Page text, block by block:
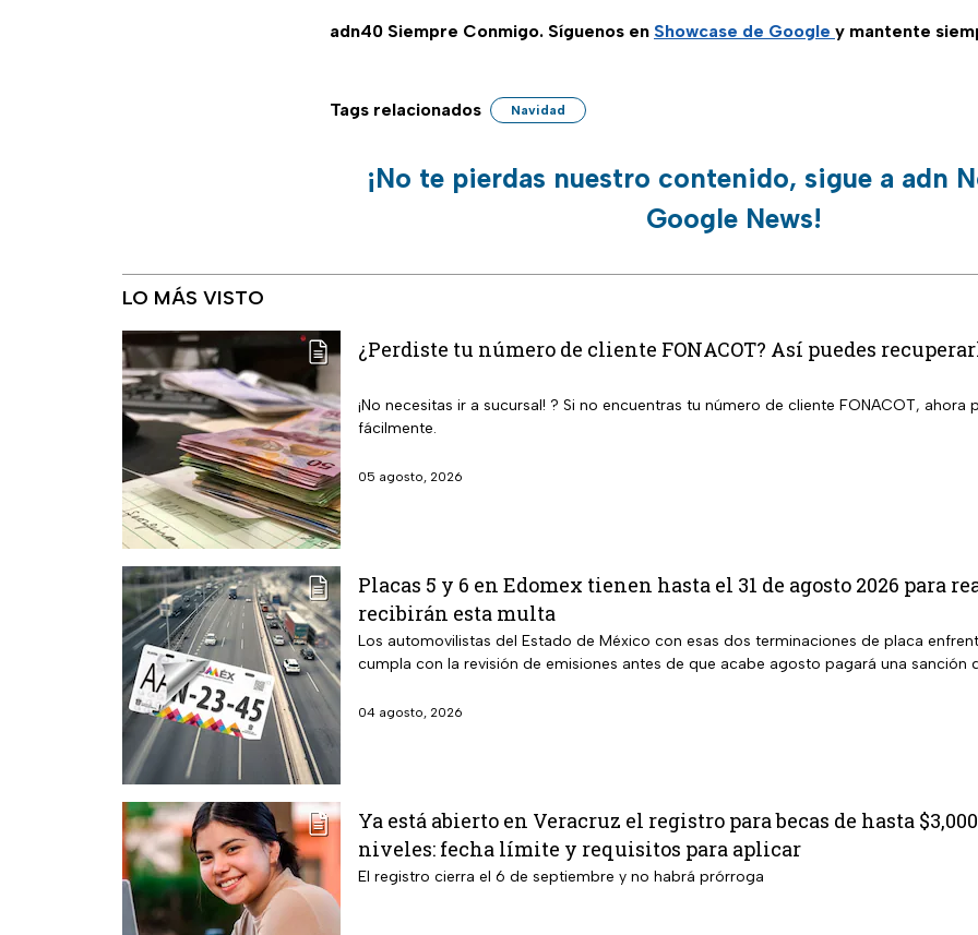
adn40 Siempre Conmigo. Síguenos en Showcase de Google y mantente
Tags relacionados Navidad
¡No te pierdas nuestro contenido, sigue a adn
Google News!
LO MÁS VISTO
¿Perdiste tu número de cliente FONACOT? Así puedes
¡No necesitas ir a sucursal! ? Si no encuentras tu número de cliente FONACOT,
fácilmente.
05 agosto, 2026
Placas 5 y 6 en Edomex tienen hasta el 31 de agosto 2026
recibirán esta multa
Los automovilistas del Estado de México con esas dos terminaciones de placa
cumpla con la revisión de emisiones antes de que acabe agosto pagará una sanción
04 agosto, 2026
Ya está abierto en Veracruz el registro para becas de hasta
niveles: fecha límite y requisitos para aplicar
El registro cierra el 6 de septiembre y no habrá prórroga